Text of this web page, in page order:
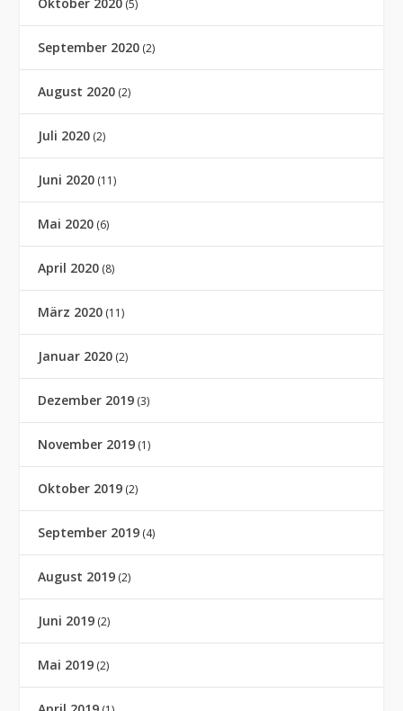
(5)
September 2020 (2)
August 2020 (2)
Juli 2020 (2)
Juni 2020 (11)
Mai 2020 (6)
April 2020 (8)
März 2020 (11)
Januar 2020 (2)
Dezember 2019 (3)
November 2019 (1)
Oktober 2019 (2)
September 2019 (4)
August 2019 (2)
Juni 2019 (2)
Mai 2019 (2)